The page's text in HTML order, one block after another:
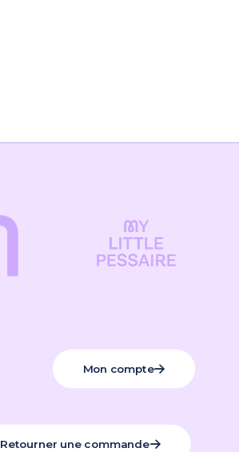
Mon compte
Retourner une commande